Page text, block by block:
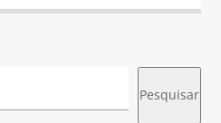
Pesquisar